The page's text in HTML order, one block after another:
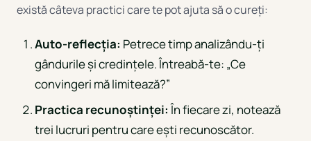
există câteva practici care te pot ajuta să o cureți:
Auto-reflecția: Petrece timp analizându-ți
gândurile și credințele. Întreabă-te: „Ce
convingeri mă limitează?”
Practica recunoștinței:În fiecare zi, notează
trei lucruri pentru care ești recunoscător.